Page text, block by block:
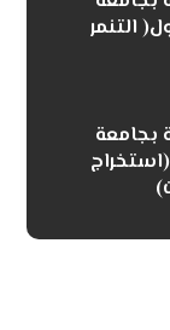
التنمر
بجامعة